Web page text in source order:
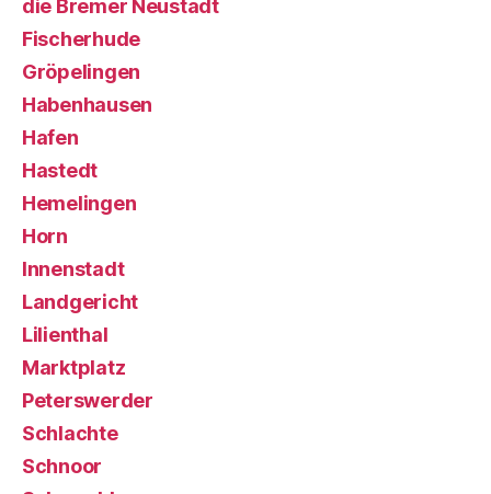
die Bremer Neustadt
Fischerhude
Gröpelingen
Habenhausen
Hafen
Hastedt
Hemelingen
Horn
Innenstadt
Landgericht
Lilienthal
Marktplatz
Peterswerder
Schlachte
Schnoor